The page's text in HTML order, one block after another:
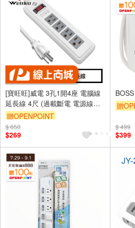
[寶旺旺]威電 3孔1開4座 電腦線
延長線 4尺 (過載斷電 電源線
組)CK-3144
贈OPENPOINT
訂單滿699享95折
$ 650
$269
贈
$ 499
$399